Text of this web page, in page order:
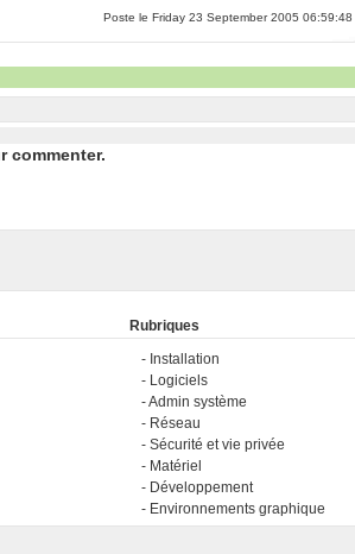
Poste le Friday 23 September 2005 06:59:48
commenter.
Rubriques
Installation
Logiciels
Admin système
Réseau
Sécurité et vie privée
Matériel
Développement
Environnements graphique